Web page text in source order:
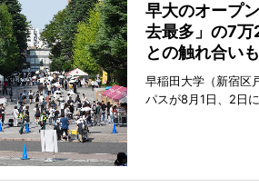
早大のオープ
去最多」の7
との触れ合いも
早稲田大学（新宿区
パスが8月1日、2日に